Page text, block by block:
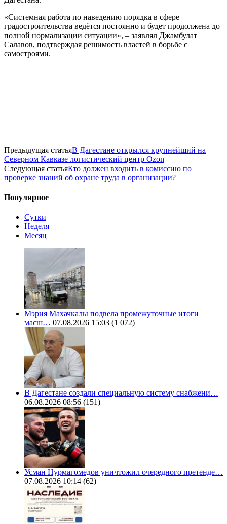
«Системная работа по наведению порядка в сфере
градостроительства ведётся постоянно и будет продолжена до
полной нормализации ситуации», – заявлял Джамбулат
Салавов, подтверждая решимость властей в борьбе с
самостроями.
Предыдущая статьяВ Дагестане открылся крупнейший на
Северном Кавказе логистический центр Ozon
Следующая статьяКто должен входить в комиссию по
проверке знаний об охране труда в организации?
Популярное
Сутки
Неделя
Месяц
Мэрия Махачкалы подвела промежуточные итоги
масш… 07.08.2026 15:03 (1 072)
В Дагестане создали специальную систему снабжени…
06.08.2026 08:56 (151)
Усман Нурмагомедов уничтожил очередного претенде…
07.08.2026 10:14 (62)